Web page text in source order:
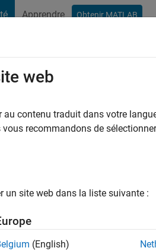
Apprendre Obtenir MATLAB
a|Actif depuis 2018
0
web
au contenu traduit dans votre
vous recommandons de
un site web dans la liste suivante :
(English)